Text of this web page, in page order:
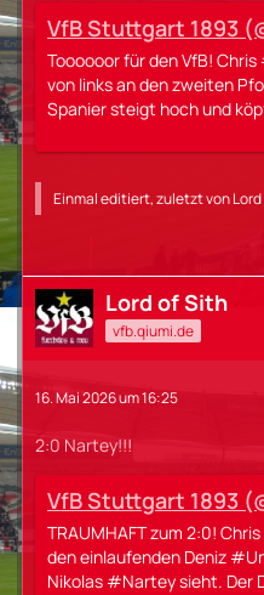
VfB Stuttgart 1893
Toooooor für den VfB!
von links an den zweiten
Spanier steigt hoch und
Einmal editiert, zuletzt von
Lord of Sith
vfb.qiumi.de
16. Mai 2026 um 16:25
2:0 Nartey!!!
VfB Stuttgart 1893
TRAUMHAFT zum 2:0!
den einlaufenden Deniz
Nikolas #Nartey sieht. Der